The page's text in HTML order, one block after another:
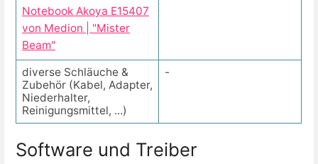
Notebook Akoya E15407
von Medion | "Mister
Beam"
diverse Schläuche &
Zubehör (Kabel, Adapter,
Niederhalter,
Reinigungsmittel, ...)
-
Software und Treiber